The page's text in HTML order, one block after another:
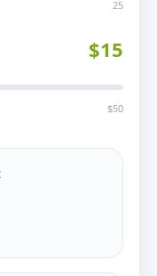
25
$15
$50